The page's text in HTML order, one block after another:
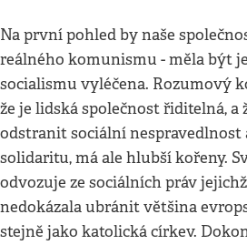
Na první pohled by naše
reálného komunismu - měla být
socialismu vyléčena. Rozumový
že je lidská společnost řiditelná, a
odstranit sociální
solidaritu, má ale hlubší kořeny.
odvozuje ze sociálních práv
nedokázala ubránit většina
stejně jako katolická církev.